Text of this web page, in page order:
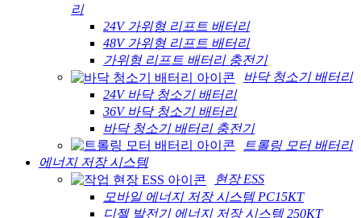
리
24V 가위형 리프트 배터리
48V 가위형 리프트 배터리
가위형 리프트 배터리 충전기
바닥 청소기 배터리
24V 바닥 청소기 배터리
36V 바닥 청소기 배터리
바닥 청소기 배터리 충전기
트롤링 모터 배터리
에너지 저장 시스템
현장 ESS
모바일 에너지 저장 시스템 PC15KT
디젤 발전기 에너지 저장 시스템 250KT